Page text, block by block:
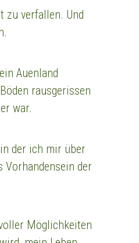
zu verfallen. Und
Auenland
rausgerissen
war.
der ich mir über
Vorhandensein der
Möglichkeiten